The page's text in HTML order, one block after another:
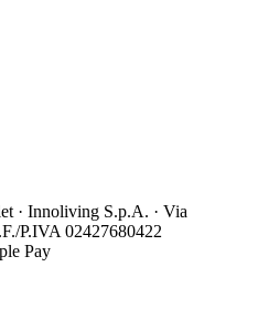
· Innoliving S.p.A. · Via
P.IVA 02427680422
Pay